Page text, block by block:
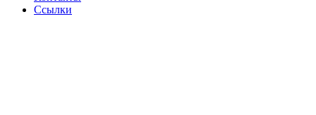
Ссылки